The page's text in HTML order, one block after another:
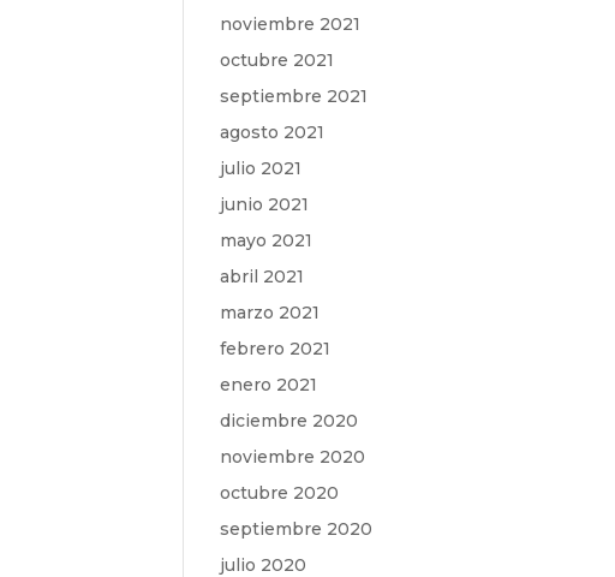
noviembre 2021
octubre 2021
septiembre 2021
agosto 2021
julio 2021
junio 2021
mayo 2021
abril 2021
marzo 2021
febrero 2021
enero 2021
diciembre 2020
noviembre 2020
octubre 2020
septiembre 2020
julio 2020